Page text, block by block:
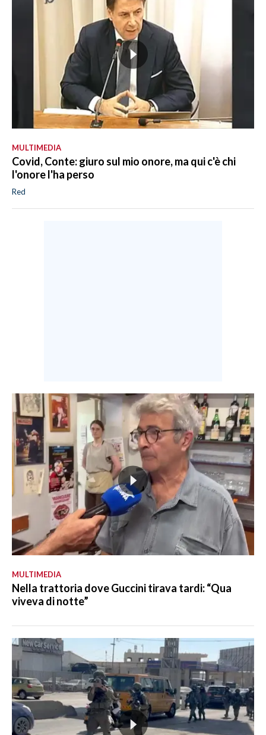
MULTIMEDIA
Covid, Conte: giuro sul mio onore, ma qui c'è chi
l'onore l'ha perso
Red
MULTIMEDIA
Nella trattoria dove Guccini tirava tardi: “Qua
viveva di notte”